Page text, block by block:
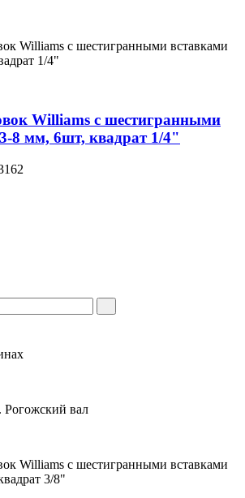
Williams с шестигранными
8 мм, 6шт, квадрат 1/4"
Рогожский вал